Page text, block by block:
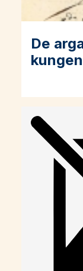
De
kungen
Läs mer om